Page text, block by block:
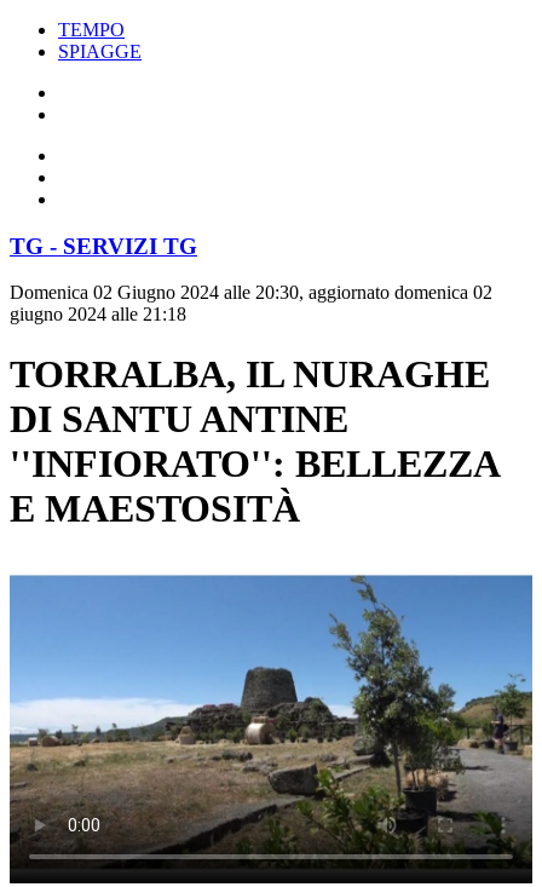
TEMPO
SPIAGGE
TG - SERVIZI TG
Domenica 02 Giugno 2024 alle 20:30, aggiornato domenica 02
giugno 2024 alle 21:18
TORRALBA, IL NURAGHE
DI SANTU ANTINE
''INFIORATO'': BELLEZZA
E MAESTOSITÀ